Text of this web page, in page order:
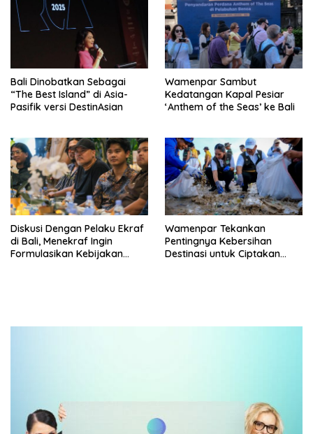
Bali Dinobatkan Sebagai
“The Best Island” di Asia-
Pasifik versi DestinAsian
Wamenpar Sambut
Kedatangan Kapal Pesiar
‘Anthem of the Seas’ ke Bali
Diskusi Dengan Pelaku Ekraf
di Bali, Menekraf Ingin
Formulasikan Kebijakan
Wamenpar Tekankan
Pentingnya Kebersihan
Destinasi untuk Ciptakan